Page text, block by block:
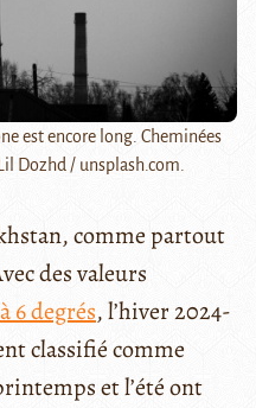
est encore long. Cheminées
Dozhd / unsplash.com.
comme partout
des valeurs
6 degrés, l’hiver 2024-
classifié comme
et l’été ont